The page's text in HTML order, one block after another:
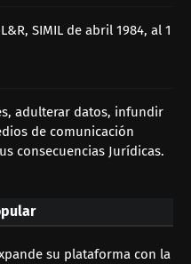
SIMIL de abril 1984, al 1
adulterar datos, infundir
de comunicación
consecuencias Jurídicas.
su plataforma con la